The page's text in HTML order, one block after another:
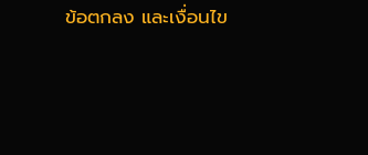
ข้อตกลง และเงื่อนไข